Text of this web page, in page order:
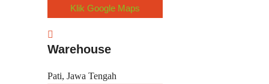
Klik Google Maps
Warehouse
Pati, Jawa Tengah